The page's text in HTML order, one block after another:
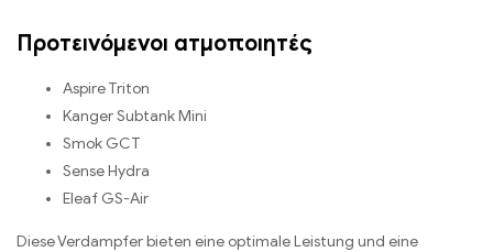
Προτεινόμενοι ατμοποιητές
Aspire Triton
Kanger Subtank Mini
Smok GCT
Sense Hydra
Eleaf GS-Air
Diese Verdampfer bieten eine optimale Leistung und eine